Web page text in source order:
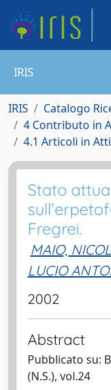
IRIS
IRIS
Catalogo
4 Contributo in
4.1 Articoli in
Stato
Fregrei.
MAIO,
LUCIO
2002
Abstract
Pubblicato su:
(N.S.), vol.24